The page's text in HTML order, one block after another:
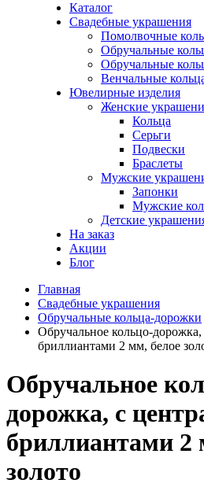
Каталог
Свадебные украшения
Помолвочные
Обручальные
Обручальные
Венчальные
Ювелирные изделия
Женские
Кольца
Серьги
Подвески
Браслеты
Мужские
Запонки
Мужские
Детские
На заказ
Акции
Блог
Главная
Свадебные украшения
Обручальные кольца-дорожки
Обручальное кольцо-
бриллиантами 2 мм, белое
Обручальное
дорожка, с
бриллиантами 2
золото